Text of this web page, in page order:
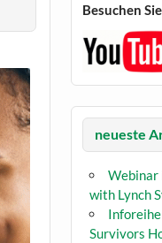
Besuchen
neueste
Webinar
with Lynch
Survivors